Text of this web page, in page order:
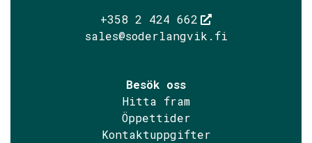
+358 2 424 662
sales@soderlangvik.fi
Besök oss
Hitta fram
Öppettider
Kontaktuppgifter